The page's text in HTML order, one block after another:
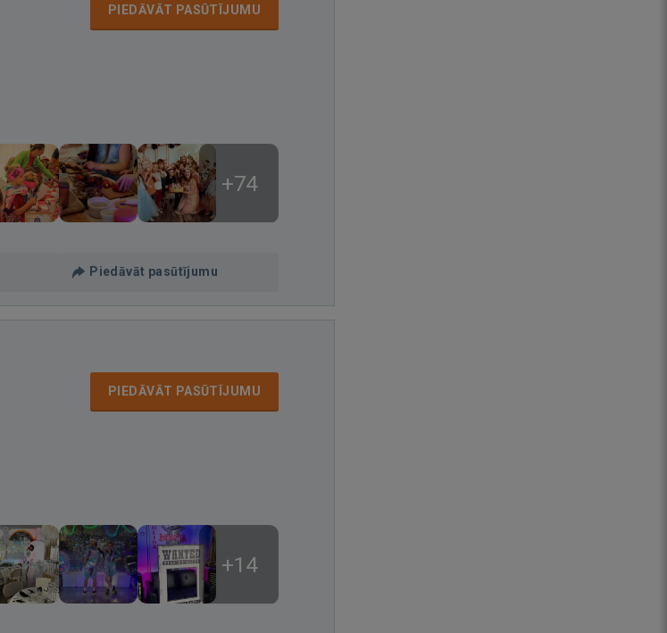
PIEDĀVĀT PASŪTĪJUMU
+74
Piedāvāt pasūtījumu
PIEDĀVĀT PASŪTĪJUMU
+14